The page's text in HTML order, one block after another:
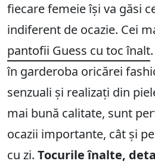
fiecare femeie își va găsi
indiferent de ocazie. Cei
pantofii Guess cu toc înalt
în garderoba oricărei
senzuali și realizați din
mai bună calitate, sunt
ocazii importante, cât și
cu zi. Tocurile înalte,